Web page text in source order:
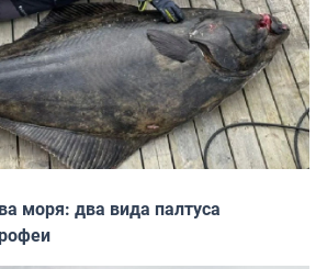
моря: два вида палтуса